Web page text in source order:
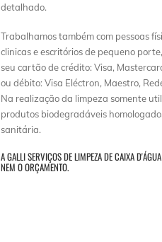
detalhado.
Trabalhamos também com pessoas
clinicas e escritórios de pequeno
seu cartão de crédito: Visa,
ou débito: Visa Eléctron, Maestro,
Na realização da limpeza somente
produtos biodegradáveis
sanitária.
A GALLI SERVIÇOS DE LIMPEZA DE CAIXA
NEM O ORÇAMENTO.